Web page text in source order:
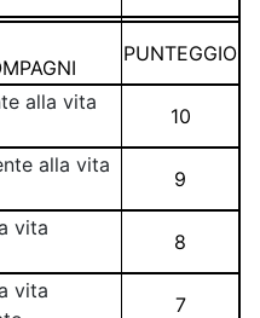
PUNTEGGIO
alla vita
10
alla vita
9
vita
8
vita
7